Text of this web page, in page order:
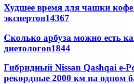
Худшее время для чашки
экспертов14367
Сколько арбуза можно есть
диетологов1844
Гибридный Nissan Qashqai e-
рекордные 2000 км на одном